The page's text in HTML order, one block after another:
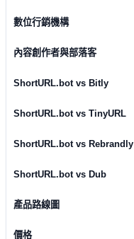
數位行銷機構
內容創作者與部落客
ShortURL.bot vs Bitly
ShortURL.bot vs TinyURL
ShortURL.bot vs Rebrandly
ShortURL.bot vs Dub
產品路線圖
價格